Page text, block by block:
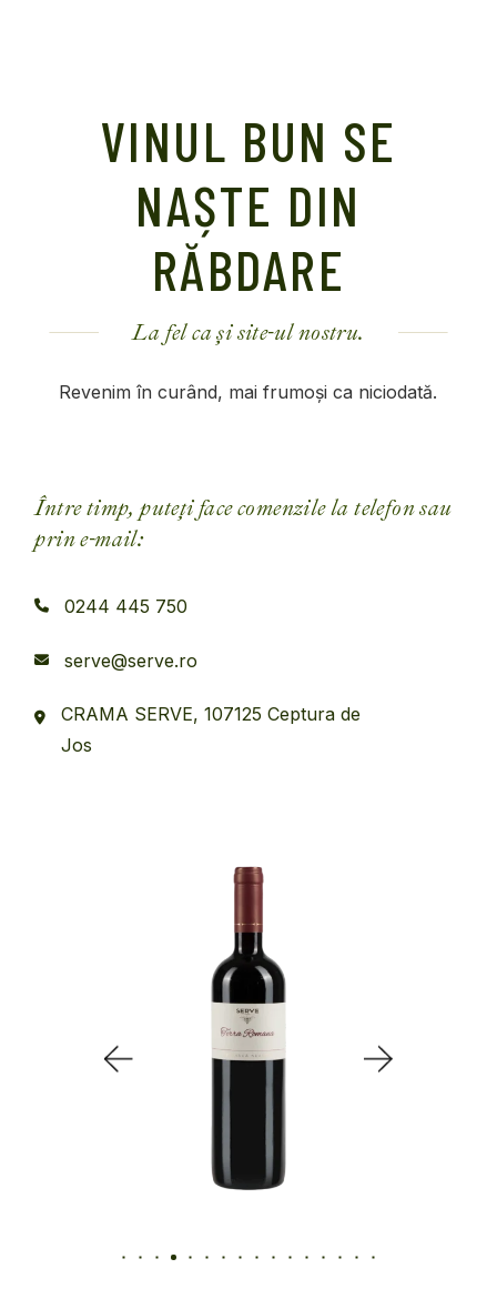
VINUL BUN SE
NAȘTE DIN
RĂBDARE
La fel ca și site-ul nostru.
Revenim în curând, mai frumoși ca niciodată.
Între timp, puteți face comenzile la telefon sau
prin e-mail:
0244 445 750
serve@serve.ro
CRAMA SERVE, 107125 Ceptura de
Jos